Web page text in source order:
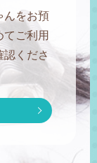
んをお預
てご利用
くださ